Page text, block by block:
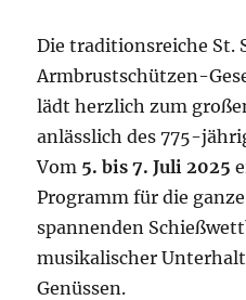
Die traditionsreiche St.
Armbrustschützen-
lädt herzlich zum
anlässlich des 775-
Vom 5. bis 7. Juli 2025
Programm für die
spannenden
musikalischer
Genüssen.